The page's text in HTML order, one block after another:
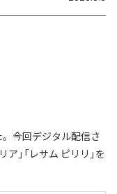
。今回デジタル配信さ
ア」「レサム ピリリ」を